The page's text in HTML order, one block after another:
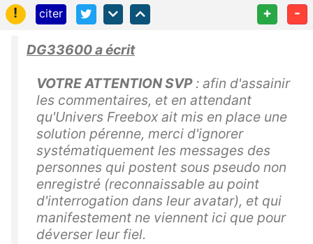
!
citer + -
DG33600 a écrit
VOTRE ATTENTION SVP: afin d'assainir
les commentaires, et en attendant
qu'Univers Freebox ait mis en place une
solution pérenne, merci d'ignorer
systématiquement les messages des
personnes qui postent sous pseudo non
enregistré (reconnaissable au point
d'interrogation dans leur avatar), et qui
manifestement ne viennent ici que pour
déverser leur fiel.